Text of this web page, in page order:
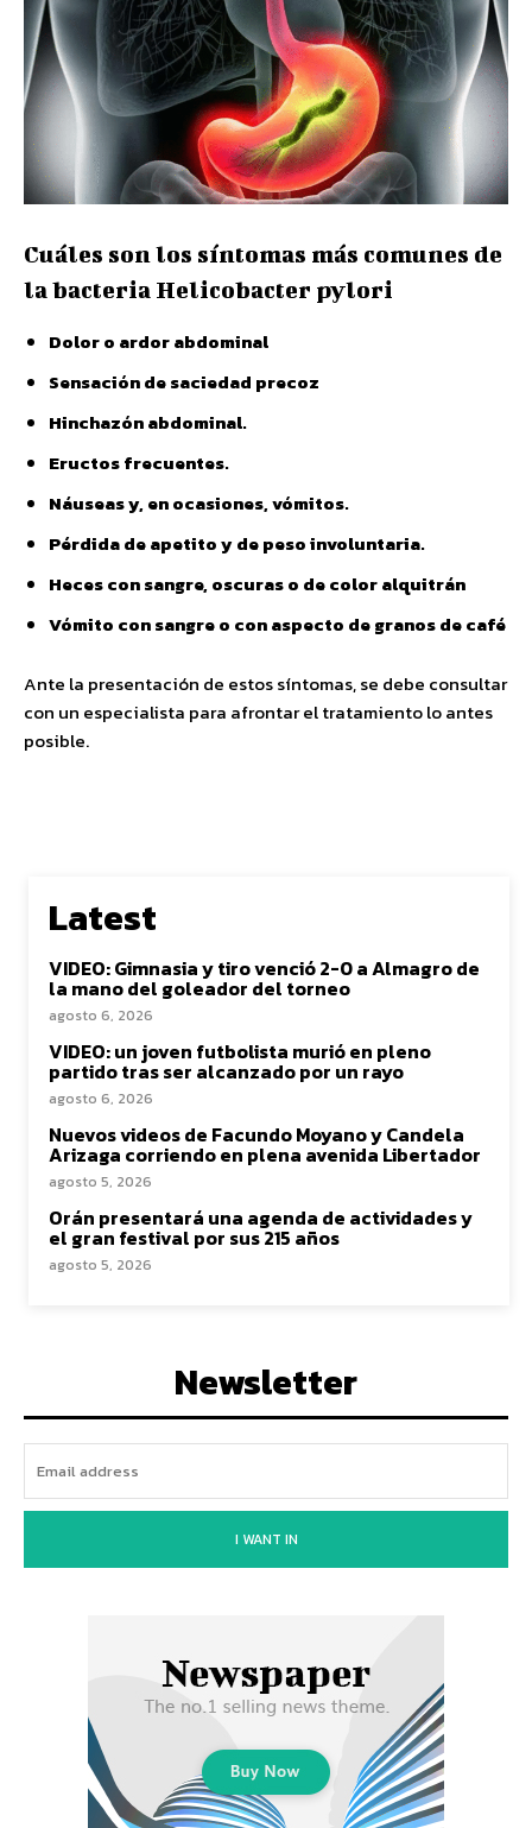
Cuáles son los síntomas más comunes de
la bacteria Helicobacter pylori
Dolor o ardor abdominal
Sensación de saciedad precoz
Hinchazón abdominal.
Eructos frecuentes.
Náuseas y, en ocasiones, vómitos.
Pérdida de apetito y de peso involuntaria.
Heces con sangre, oscuras o de color alquitrán
Vómito con sangre o con aspecto de granos de café
Ante la presentación de estos síntomas, se debe consultar
con un especialista para afrontar el tratamiento lo antes
posible.
Latest
VIDEO: Gimnasia y tiro venció 2-0 a Almagro de
la mano del goleador del torneo
agosto 6, 2026
VIDEO: un joven futbolista murió en pleno
partido tras ser alcanzado por un rayo
agosto 6, 2026
Nuevos videos de Facundo Moyano y Candela
Arizaga corriendo en plena avenida Libertador
agosto 5, 2026
Orán presentará una agenda de actividades y
el gran festival por sus 215 años
agosto 5, 2026
Newsletter
I WANT IN